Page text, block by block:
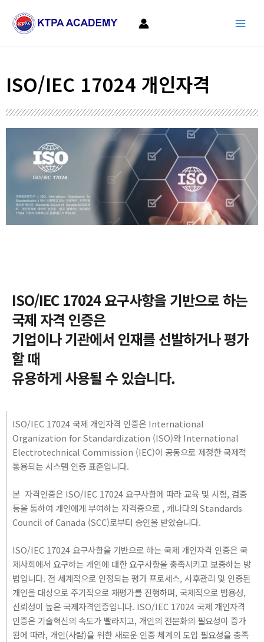
ISO/IEC 17024 개인자격
ISO/IEC 17024 요구사항을 기반으로 하는
국제 자격 인증은
기업이나 기관에서 인재를 선발하거나 평가
할 때
유용하게 사용될 수 있습니다.
ISO/IEC 17024 국제 개인자격 인증은 International
Organization for Standardization (ISO)와 International
Electrotechnical Commission (IEC)이 공동으로 제정한 국제적
통용되는 시스템 인증 표준입니다.
본 자격인증은 ISO/IEC 17024 요구사항에 따라 교육 및 시험, 검증
등을 통하여 개인에게 부여하는 자격증으로 , 캐나다의 Standards
Council of Canada (SCC)로부터 승인을 받았습니다.
ISO/IEC 17024 요구사항을 기반으로 하는 국제 개인자격 인증은 국
제사회에서 요구하는 개인에 대한 요구사항을 충족시키고 보증하는 방
법입니다. 전 세계적으로 인정되는 평가 프로세스, 사후관리 및 인증된
개인을 대상으로 주기적으로 재평가를 진행하며, 국제적으로 범용성,
신뢰성이 높은 국제자격인증입니다. ISO/IEC 17024 국제 개인자격
인증은 기술혁신의 속도가 빨라지고, 개인의 전문화의 필요성이 증가
됨에 따라, 개인(사람)을 위한 새로운 인증 체계의 도입 필요성을 충족